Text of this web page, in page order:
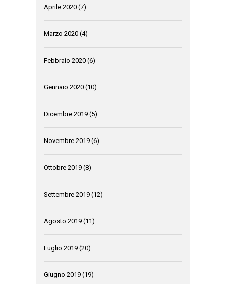
Aprile 2020 (7)
Marzo 2020 (4)
Febbraio 2020 (6)
Gennaio 2020 (10)
Dicembre 2019 (5)
Novembre 2019 (6)
Ottobre 2019 (8)
Settembre 2019 (12)
Agosto 2019 (11)
Luglio 2019 (20)
Giugno 2019 (19)